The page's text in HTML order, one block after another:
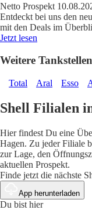
Netto Prospekt
Entdeckt bei uns den
mit den Deals im
Jetzt lesen
Weitere
Total Aral Esso
Shell Filialen
Hier findest Du eine
Hagen. Zu jeder Filiale
zur Lage, den
aktuellen Prospekt.
Finde jetzt die nächste
App herunterladen
Du bist hier